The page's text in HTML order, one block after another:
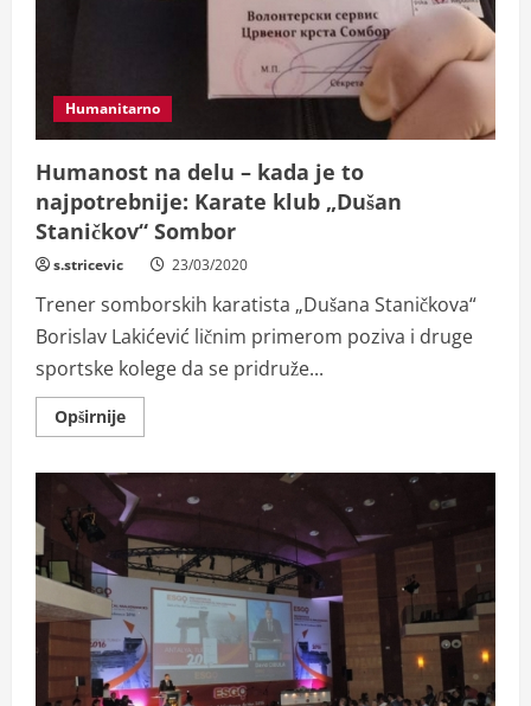
Humanitarno
Humanost na delu – kada je to
najpotrebnije: Karate klub „Dušan
Staničkov“ Sombor
s.stricevic 23/03/2020
Trener somborskih karatista „Dušana Staničkova“
Borislav Lakićević ličnim primerom poziva i druge
sportske kolege da se pridruže...
OpširnijeRead
more
na
delu
–
kada
je
to
najpotrebnije:
Karate
klub
„Dušan
Staničkov“
Sombor